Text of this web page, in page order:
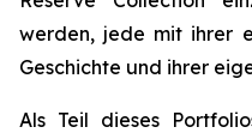
werden, jede mit ihrer
Geschichte und ihrer
Als Teil dieses